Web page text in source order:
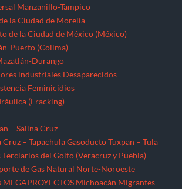
del Golfo (Veracruz y Puebla)
de Gas Natural Norte-Noroeste
MEGAPROYECTOSMichoacánMigrantes
de San Pedro
de Tehuantepec
NOTICIASNoticias Nacionales
EZLN
Istmo de Tehuantepec
de Bravo (Yucatán)
Baja California Norte
Múltiples Xalapa